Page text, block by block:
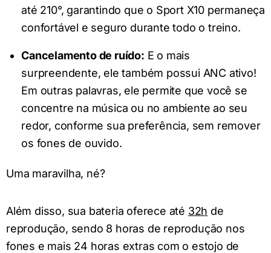
até 210°, garantindo que o Sport X10 permaneça
confortável e seguro durante todo o treino.
Cancelamento de ruído: E o mais
surpreendente, ele também possui ANC ativo!
Em outras palavras, ele permite que você se
concentre na música ou no ambiente ao seu
redor, conforme sua preferência, sem remover
os fones de ouvido.
Uma maravilha, né?
Além disso, sua bateria oferece até 32h de
reprodução, sendo 8 horas de reprodução nos
fones e mais 24 horas extras com o estojo de